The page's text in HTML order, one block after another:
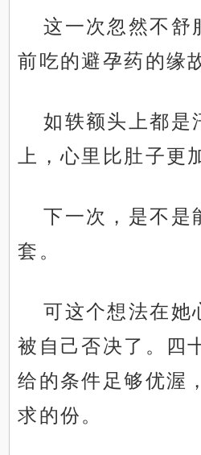
这一次忽然不舒
前吃的避孕药的缘
如轶额头上都是
上，心里比肚子更
下一次，是不是
套。
可这个想法在她
被自己否决了。四
给的条件足够优渥
求的份。